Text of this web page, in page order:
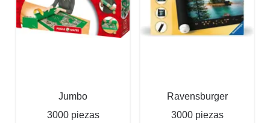
Jumbo
3000 piezas
Ravensburger
3000 piezas